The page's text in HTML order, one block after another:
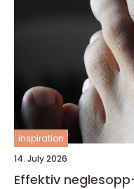
inspiration
14. July 2026
Effektiv